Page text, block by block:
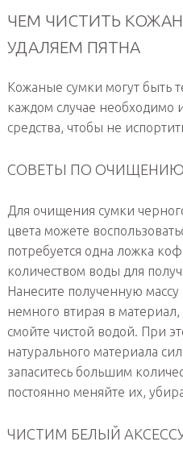
ЧЕМ ЧИСТИТЬ
УДАЛЯЕМ ПЯТНА
Кожаные сумки могут быть
каждом случае необходимо
средства, чтобы не
СОВЕТЫ ПО
Для очищения сумки
цвета можете
потребуется одна ложка
количеством воды для
Нанесите полученную
немного втирая в материал,
смойте чистой водой. При
натурального материала
запаситесь большим
постоянно меняйте их,
ЧИСТИМ БЕЛЫЙ